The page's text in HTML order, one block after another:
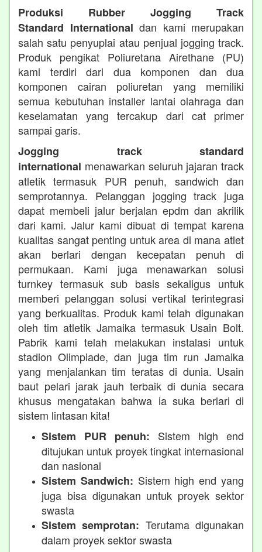
Produksi Rubber Jogging Track
Standard International dan kami merupakan
salah satu penyuplai atau penjual jogging track.
Produk pengikat Poliuretana Airethane (PU)
kami terdiri dari dua komponen dan dua
komponen cairan poliuretan yang memiliki
semua kebutuhan installer lantai olahraga dan
keselamatan yang tercakup dari cat primer
sampai garis.
Jogging track standard
international menawarkan seluruh jajaran track
atletik termasuk PUR penuh, sandwich dan
semprotannya. Pelanggan jogging track juga
dapat membeli jalur berjalan epdm dan akrilik
dari kami. Jalur kami dibuat di tempat karena
kualitas sangat penting untuk area di mana atlet
akan berlari dengan kecepatan penuh di
permukaan. Kami juga menawarkan solusi
turnkey termasuk sub basis sekaligus untuk
memberi pelanggan solusi vertikal terintegrasi
yang berkualitas. Produk kami telah digunakan
oleh tim atletik Jamaika termasuk Usain Bolt.
Pabrik kami telah melakukan instalasi untuk
stadion Olimpiade, dan juga tim run Jamaika
yang menjalankan tim teratas di dunia. Usain
baut pelari jarak jauh terbaik di dunia secara
khusus mengatakan bahwa ia suka berlari di
sistem lintasan kita!
Sistem PUR penuh: Sistem high end
ditujukan untuk proyek tingkat internasional
dan nasional
Sistem Sandwich: Sistem high end yang
juga bisa digunakan untuk proyek sektor
swasta
Sistem semprotan: Terutama digunakan
dalam proyek sektor swasta